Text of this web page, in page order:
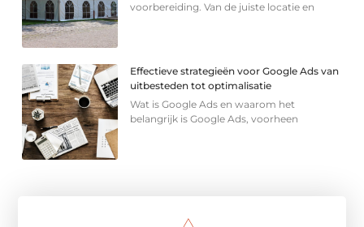
voorbereiding. Van de juiste locatie en
Effectieve strategieën voor Google Ads van
uitbesteden tot optimalisatie
Wat is Google Ads en waarom het
belangrijk is Google Ads, voorheen